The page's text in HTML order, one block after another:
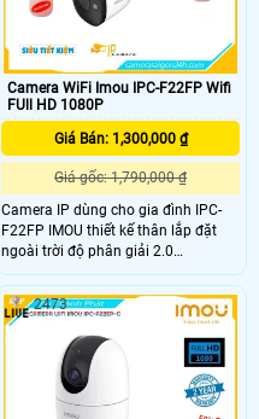
Camera WiFi Imou IPC-F22FP Wifi
FUll HD 1080P
Giá Bán: 1,300,000 ₫
Giá gốc: 1,790,000 ₫
Camera IP dùng cho gia đình IPC-
F22FP IMOU thiết kế thân lắp đặt
ngoài trời độ phân giải 2.0
megapixel, Tầm quan sát xa 30m
với công nghệ hồng ngoại thông
minh cùng các tính năng thông
minh khác làm tăng khả năng quan
2473